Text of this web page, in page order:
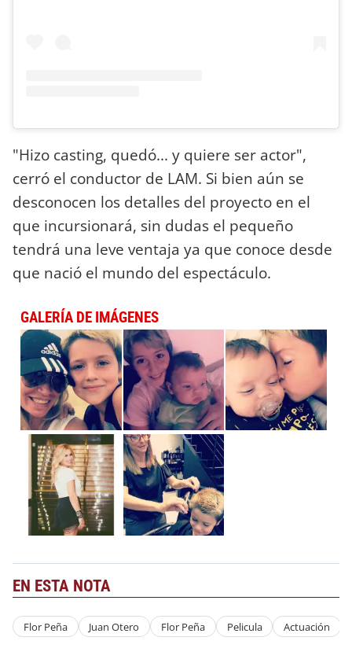
"Hizo casting, quedó... y quiere ser actor",
cerró el conductor de LAM. Si bien aún se
desconocen los detalles del proyecto en el
que incursionará, sin dudas el pequeño
tendrá una leve ventaja ya que conoce desde
que nació el mundo del espectáculo.
GALERÍA DE IMÁGENES
EN ESTA NOTA
Flor Peña Juan Otero Flor Peña Pelicula Actuación